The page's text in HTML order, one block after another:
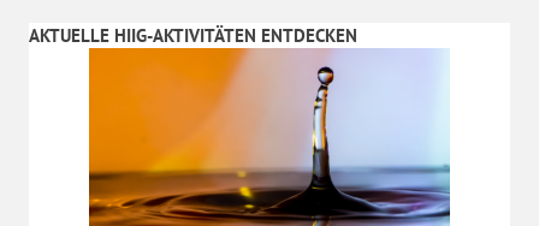
AKTUELLE HIIG-AKTIVITÄTEN ENTDECKEN